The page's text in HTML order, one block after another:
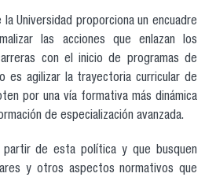
Universidad proporciona un encuadre
las acciones que enlazan los
con el inicio de programas de
es agilizar la trayectoria curricular de
por una vía formativa más dinámica
de especialización avanzada.
partir de esta política y que busquen
y otros aspectos normativos que